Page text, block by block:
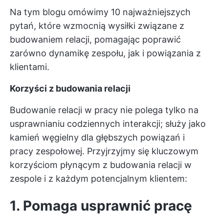
Na tym blogu omówimy 10 najważniejszych
pytań, które wzmocnią wysiłki związane z
budowaniem relacji, pomagając poprawić
zarówno dynamikę zespołu, jak i powiązania z
klientami.
Korzyści z budowania relacji
Budowanie relacji w pracy nie polega tylko na
usprawnianiu codziennych interakcji; służy jako
kamień węgielny dla głębszych powiązań i
pracy zespołowej. Przyjrzyjmy się kluczowym
korzyściom płynącym z budowania relacji w
zespole i z każdym potencjalnym klientem:
1. Pomaga usprawnić pracę